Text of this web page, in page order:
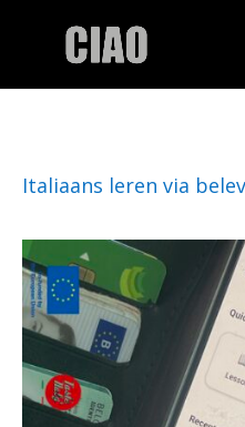
Italiaans leren via